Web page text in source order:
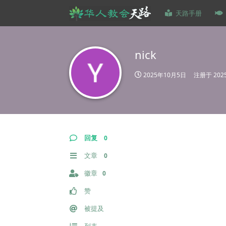
天路手册
nick
2025年10月5日 注册于
回复 0
文章 0
徽章 0
赞
被提及